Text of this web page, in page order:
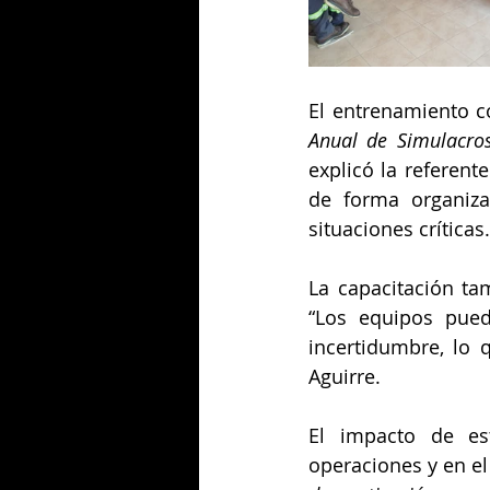
El entrenamiento
Anual de
explicó la
de forma
situaciones críticas.
La capacitación
“Los equipos
incertidumbre, lo
Aguirre.
El impacto de
operaciones y en